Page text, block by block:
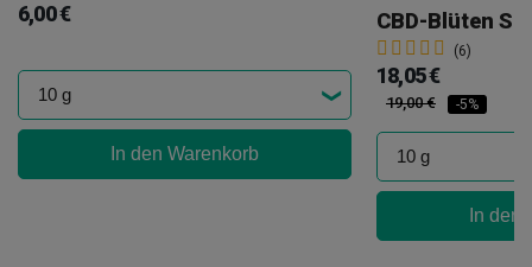
6,00 €
In den Warenkorb
(6)
18,05 €
19,00 € -5%
In den